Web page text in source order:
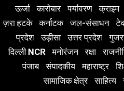
ऊर्जा
कारोबार पर्यावरण क्राइम
ज़रा हटके
कर्नाटक जल-संसाधन
प्रदेश
उड़ीसा उत्तर प्रदेश
दिल्ली NCR
मनोरंजन रक्षा
पंजाब
संपादकीय महाराष्ट्र
सामाजिक क्षेत्र
साहित्य